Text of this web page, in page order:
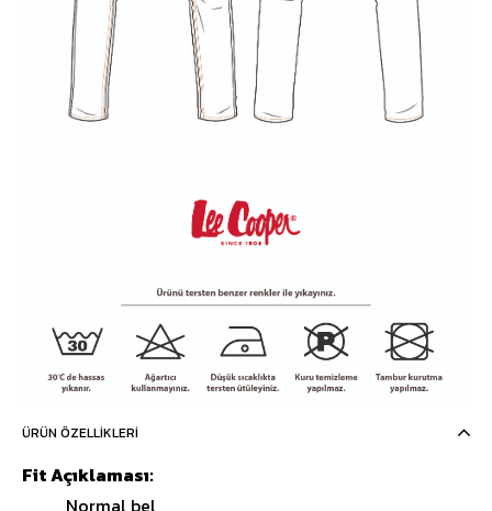
ÜRÜN ÖZELLIKLERI
Fit Açıklaması:
Normal bel